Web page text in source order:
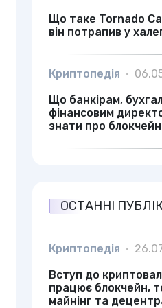
Що таке Tornado
він потрапив у
Криптопедія •
Що банкірам,
фінансовим
знати про блокчейн
ОСТАННІ
Криптопедія •
Вступ до
працює блокчейн,
майнінг та